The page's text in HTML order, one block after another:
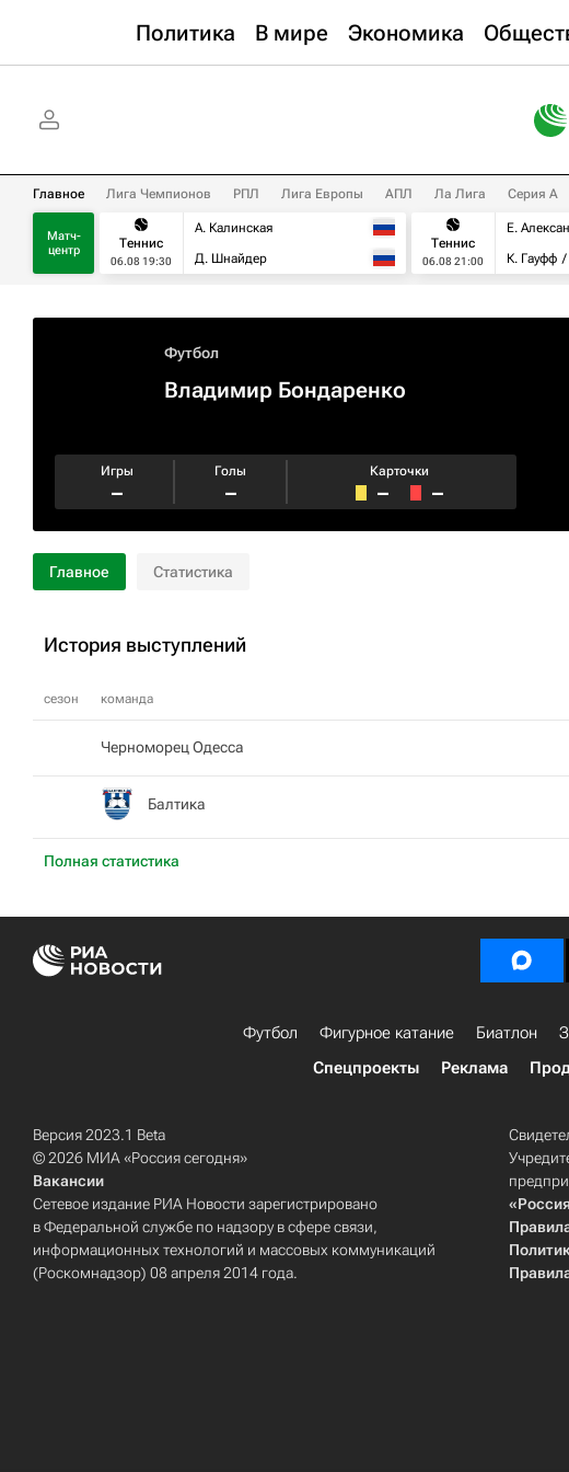
Политика В мире Экономика
Главное Лига Чемпионов РПЛ Лига Европы АПЛ Ла Лига Серия А
Матч-
центр
Теннис
06.08 19:30
А. Калинская
Д. Шнайдер
Теннис
06.08 21:00
Е.
К. Гауфф
Футбол
Владимир Бондаренко
Игры
–
Голы
–
Карточки
– –
Главное Статистика
История выступлений
сезон команда
Полная статистика
Черноморец Одесса
Балтика
Футбол Фигурное катание Биатлон
Спецпроекты
Реклама
Версия 2023.1 Beta
© 2026 МИА «Россия сегодня»
Вакансии
Сетевое издание РИА Новости зарегистрировано
в Федеральной службе по надзору в сфере связи,
информационных технологий и массовых коммуникаций
(Роскомнадзор) 08 апреля 2014 года.